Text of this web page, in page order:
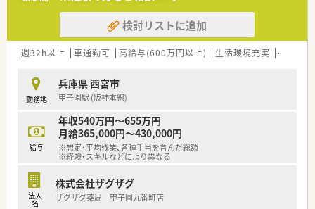
す。
■従業員一人ひとりの生活背景を尊重し、無理な異動や厳しいノ
ルマを課さない方針により、離職率が極めて低い安定した会社で
す。
【求人情報について】
■管理薬剤師候補としての採用では年収550万円から600万円程
度の提示が可能であり、これまでの経験を正当に評価いたしま
す。
■年間休日は120日以上に加え5日間のリフレッシュ休暇が付与
され、実質年間休日130日以上という優れた労働条件を誇りま
す。
フォロー体制も万全なため、将来を見据えて長く働き続けられま
す。
検討リストに追加
週32h以上 車通勤可 高給与(600万円以上) 生活環境充実 シフト制
勤務地
兵庫県 西宮市
甲子園駅 (阪神本線)
給与
年収540万円～655万円
月給365,000円～430,000円
※想定・平均残業、各種手当を含んだ総額
※経験・スキルなどにより異なる
法人
名
株式会社ザグザグ
ザグザグ薬局 甲子園九番町店